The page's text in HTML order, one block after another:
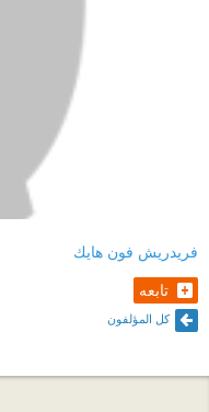
فريدريش فون هايك
تابعه
كل المؤلفون